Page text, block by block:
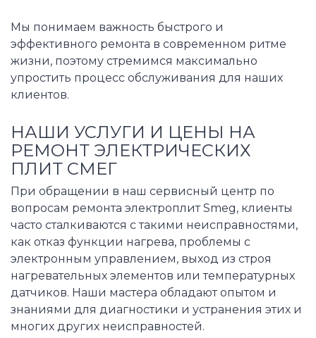
Мы понимаем важность быстрого и
эффективного ремонта в современном ритме
жизни, поэтому стремимся максимально
упростить процесс обслуживания для наших
клиентов.
НАШИ УСЛУГИ И ЦЕНЫ НА
РЕМОНТ ЭЛЕКТРИЧЕСКИХ
ПЛИТ СМЕГ
При обращении в наш сервисный центр по
вопросам ремонта электроплит Smeg, клиенты
часто сталкиваются с такими неисправностями,
как отказ функции нагрева, проблемы с
электронным управлением, выход из строя
нагревательных элементов или температурных
датчиков. Наши мастера обладают опытом и
знаниями для диагностики и устранения этих и
многих других неисправностей.